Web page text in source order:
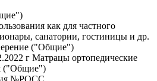
как для частного
санатории, гостиницы и др.
("Общие")
г Матрацы ортопедические
("Общие")